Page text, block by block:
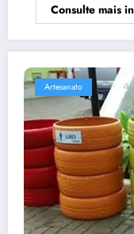
Consulte mais
Artesanato